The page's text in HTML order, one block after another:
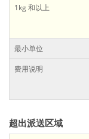
1kg 和以上
最小单位
费用说明
超出派送区域